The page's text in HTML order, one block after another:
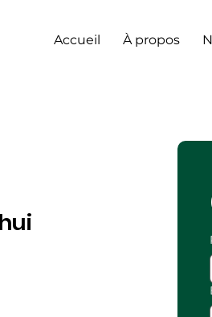
Accueil À propos